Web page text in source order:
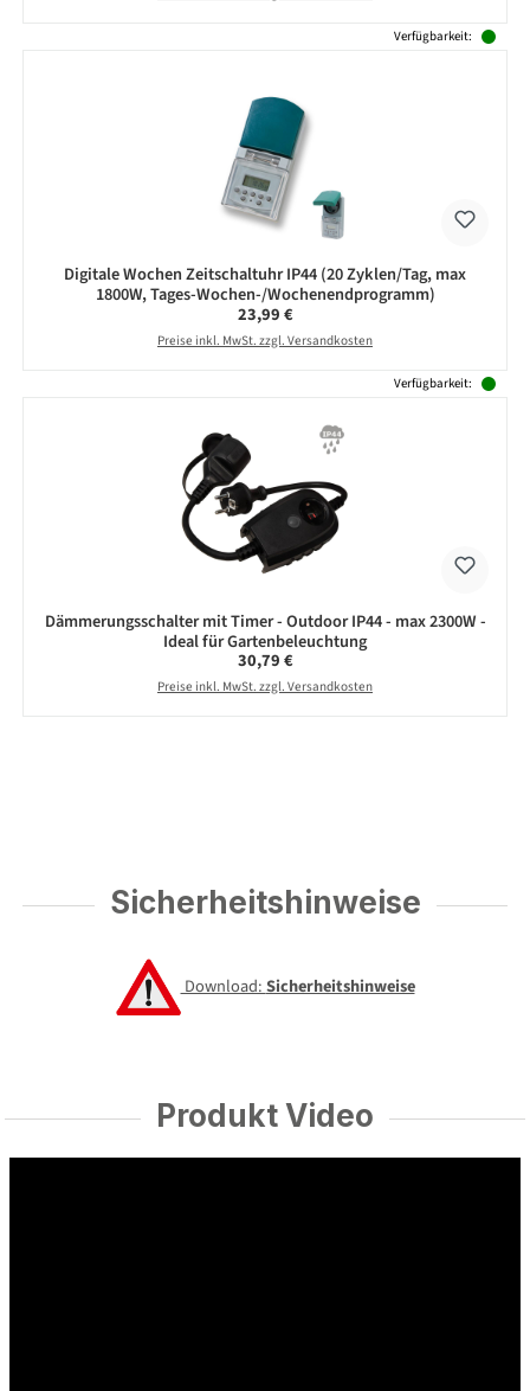
Verfügbarkeit:
Digitale Wochen Zeitschaltuhr IP44 (20 Zyklen/Tag, max
1800W, Tages-Wochen-/Wochenendprogramm)
Regulärer Preis:
23,99 €
Preise inkl. MwSt. zzgl. Versandkosten
Verfügbarkeit:
Dämmerungsschalter mit Timer - Outdoor IP44 - max 2300W -
Ideal für Gartenbeleuchtung
Regulärer Preis:
30,79 €
Preise inkl. MwSt. zzgl. Versandkosten
Sicherheitshinweise
Download:Sicherheitshinweise
Produkt Video